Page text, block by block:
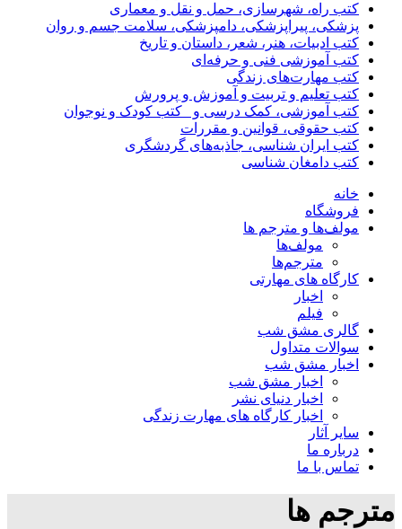
کتب راه، شهرسازی، حمل و نقل و معماری
پزشکی، پیراپزشکی، دامپزشکی، سلامت جسم و روان
کتب ادبیات، هنر، شعر، داستان و تاریخ
کتب آموزشی فنی و حرفه‌ای
کتب مهارت‌های زندگی
کتب تعلیم و تربیت و آموزش و پرورش
کتب آموزشی، کمک درسی و _کتب کودک و نوجوان
کتب حقوقی، قوانین و مقررات
کتب ایران شناسی، جاذبه‌های گردشگری
کتب دامغان شناسی
خانه
فروشگاه
مولف‌ها و مترجم ها
مولف‌ها
مترجم‌ها
کارگاه های مهارتی
اخبار
فیلم
گالری مشق شب
سوالات متداول
اخبار مشق شب
اخبار مشق شب
اخبار دنیای نشر
اخبار کارگاه های مهارت زندگی
سایر آثار
درباره ما
تماس با ما
مترجم ها